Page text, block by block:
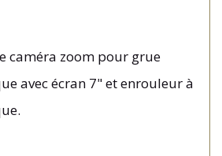
caméra zoom pour grue
avec écran 7" et enrouleur à